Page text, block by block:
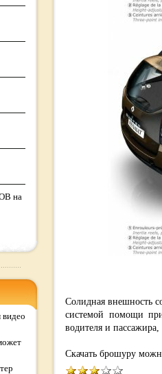
на
видео
Солидная внешность
системой помощи
водителя и
Скачать брошуру